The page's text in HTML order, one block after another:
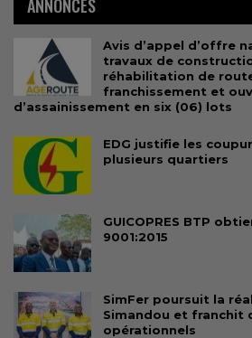
ANNONCES
Avis d’appel d’offre
travaux de
réhabilitation de
franchissement et
d’assainissement en six (06) lots
EDG justifie les
plusieurs quartiers
GUICOPRES BTP
9001:2015
SimFer poursuit la
Simandou et franchit
opérationnels